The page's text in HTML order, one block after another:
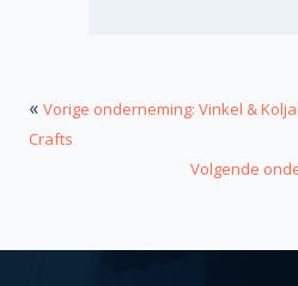
« Vorige onderneming: Vinkel &
Crafts
Volgende